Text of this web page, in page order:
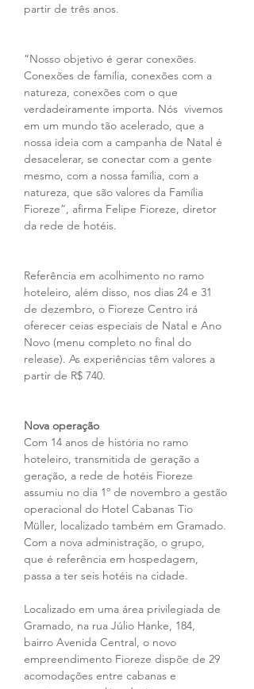
partir de três anos.
“Nosso objetivo é gerar conexões.
Conexões de família, conexões com a
natureza, conexões com o que
verdadeiramente importa. Nós  vivemos
em um mundo tão acelerado, que a
nossa ideia com a campanha de Natal é
desacelerar, se conectar com a gente
mesmo, com a nossa família, com a
natureza, que são valores da Família
Fioreze”, afirma Felipe Fioreze, diretor
da rede de hotéis.
Referência em acolhimento no ramo
hoteleiro, além disso, nos dias 24 e 31
de dezembro, o Fioreze Centro irá
oferecer ceias especiais de Natal e Ano
Novo (menu completo no final do
release). As experiências têm valores a
partir de R$ 740.
Nova operação
Com 14 anos de história no ramo
hoteleiro, transmitida de geração a
geração, a rede de hotéis Fioreze
assumiu no dia 1º de novembro a gestão
operacional do Hotel Cabanas Tio
Müller, localizado também em Gramado.
Com a nova administração, o grupo,
que é referência em hospedagem,
passa a ter seis hotéis na cidade.
Localizado em uma área privilegiada de
Gramado, na rua Júlio Hanke, 184,
bairro Avenida Central, o novo
empreendimento Fioreze dispõe de 29
acomodações entre cabanas e